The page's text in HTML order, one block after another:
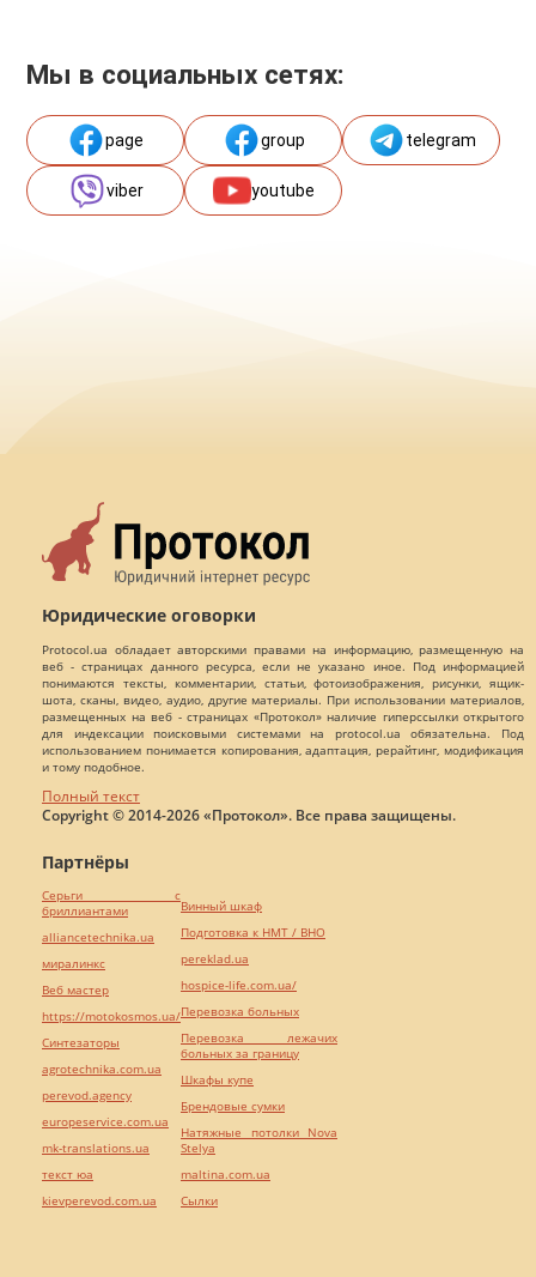
Мы в социальных сетях:
page group telegram
viber youtube
Юридические оговорки
Protocol.ua обладает авторскими правами на информацию, размещенную на
веб - страницах данного ресурса, если не указано иное. Под информацией
понимаются тексты, комментарии, статьи, фотоизображения, рисунки, ящик-
шота, сканы, видео, аудио, другие материалы. При использовании материалов,
размещенных на веб - страницах «Протокол» наличие гиперссылки открытого
для индексации поисковыми системами на protocol.ua обязательна. Под
использованием понимается копирования, адаптация, рерайтинг, модификация
и тому подобное.
Полный текст
Copyright © 2014-2026 «Протокол». Все права защищены.
Партнёры
Серьги с
бриллиантами
alliancetechnika.ua
миралинкс
Веб мастер
https://motokosmos.ua/
Синтезаторы
agrotechnika.com.ua
perevod.agency
europeservice.com.ua
mk-translations.ua
текст юа
kievperevod.com.ua
Винный шкаф
Подготовка к НМТ / ВНО
pereklad.ua
hospice-life.com.ua/
Перевозка больных
Перевозка лежачих
больных за границу
Шкафы купе
Брендовые сумки
Натяжные потолки Nova
Stelya
maltina.com.ua
Cылки